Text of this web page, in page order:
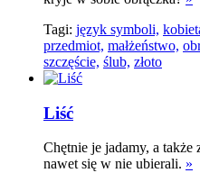
Tagi: język symboli,
przedmiot, małżeństwo,
szczęście, ślub, złoto
Liść
Chętnie je jadamy, a
nawet się w nie ubierali. »